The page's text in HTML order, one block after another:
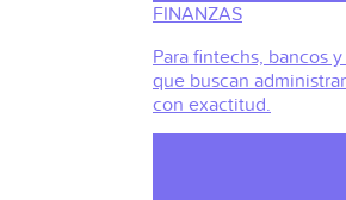
FINANZAS
Para fintechs, bancos
que buscan
con exactitud.